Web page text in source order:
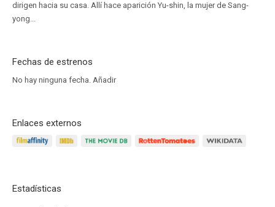
dirigen hacia su casa. Allí hace aparición Yu-shin, la mujer de Sang-
yong...
Fechas de estrenos
No hay ninguna fecha. Añadir
Enlaces externos
Estadísticas